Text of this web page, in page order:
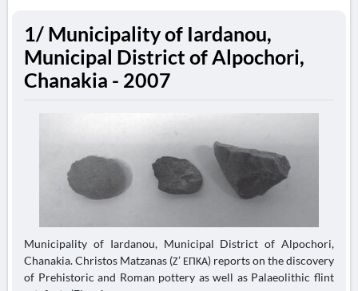
1/ Municipality of Iardanou,
Municipal District of Alpochori,
Chanakia - 2007
Municipality of Iardanou, Municipal District of Alpochori,
Chanakia. Christos Matzanas (Ζ’ ΕΠΚΑ) reports on the discovery
of Prehistoric and Roman pottery as well as Palaeolithic flint